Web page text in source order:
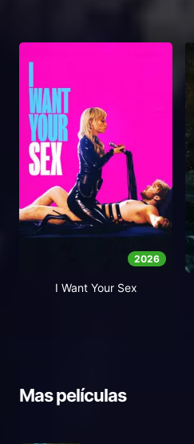
2026
I Want Your Sex
Mas películas